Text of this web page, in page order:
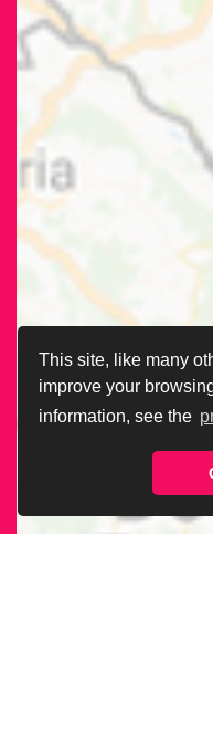
This site, like many
improve your
information, see the